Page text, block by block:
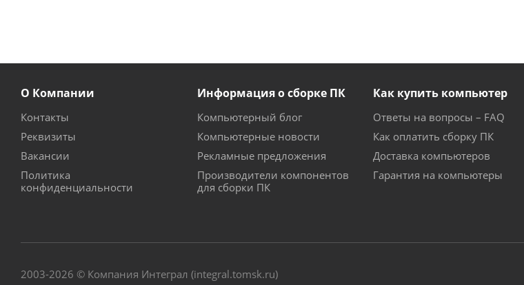
О Компании
Контакты
Реквизиты
Вакансии
Политика
конфиденциальности
Информация о сборке ПК
Компьютерный блог
Компьютерные новости
Рекламные предложения
Производители компонентов
для сборки ПК
Как купить компьютер
Ответы на вопросы – FAQ
Как оплатить сборку ПК
Доставка компьютеров
Гарантия на компьютеры
2003-2026 © Компания Интеграл (integral.tomsk.ru)